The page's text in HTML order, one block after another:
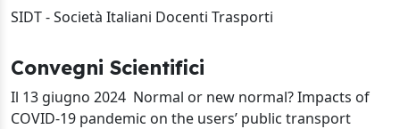
SIDT - Società Italiani Docenti Trasporti
Convegni Scientifici
Il 13 giugno 2024 Normal or new normal? Impacts of
COVID-19 pandemic on the users’ public transport